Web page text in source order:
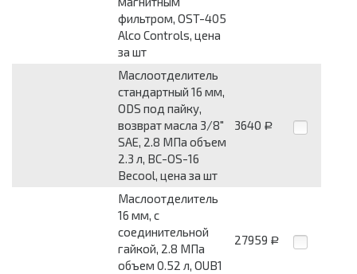
фильтром, OST-405
Alco Controls, цена
за шт
Маслоотделитель
стандартный 16 мм,
ODS под пайку,
возврат масла 3/8"
SAE, 2.8 МПа объем
2.3 л, BC-OS-16
Becool, цена за шт
3640 Р
Маслоотделитель
16 мм, с
соединительной
гайкой, 2.8 МПа
объем 0.52 л, OUB1
27959 Р